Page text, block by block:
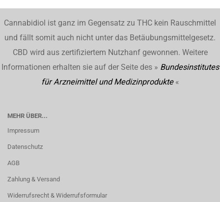
Cannabidiol ist ganz im Gegensatz zu THC kein Rauschmittel
und fällt somit auch nicht unter das Betäubungsmittelgesetz.
CBD wird aus zertifiziertem Nutzhanf gewonnen. Weitere
Informationen erhalten sie auf der Seite des » Bundesinstitutes
für Arzneimittel und Medizinprodukte«
MEHR ÜBER...
Impressum
Datenschutz
AGB
Zahlung & Versand
Widerrufsrecht & Widerrufsformular